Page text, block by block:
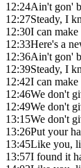
12:24Ain't gon'
12:27Steady, I
12:30I can
12:33Here's a
12:36Ain't gon'
12:39Steady, I
12:42I can
12:46We don't
12:49We don't
13:15We don't
13:26Put your
13:45Like you,
13:57I found it